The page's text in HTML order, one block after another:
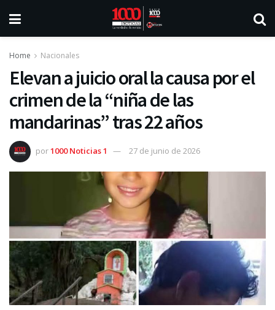
Home Nacionales
Elevan a juicio oral la causa por el
crimen de la “niña de las
mandarinas” tras 22 años
por1000 Noticias 1 27 de junio de 2026